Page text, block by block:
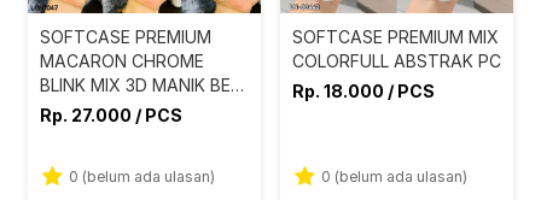
SOFTCASE PREMIUM
MACARON CHROME
BLINK MIX 3D MANIK BESI
PC
Rp. 27.000 / PCS
0 (belum ada ulasan)
SOFTCASE PREMIUM MIX
COLORFULL ABSTRAK PC
Rp. 18.000 / PCS
0 (belum ada ulasan)